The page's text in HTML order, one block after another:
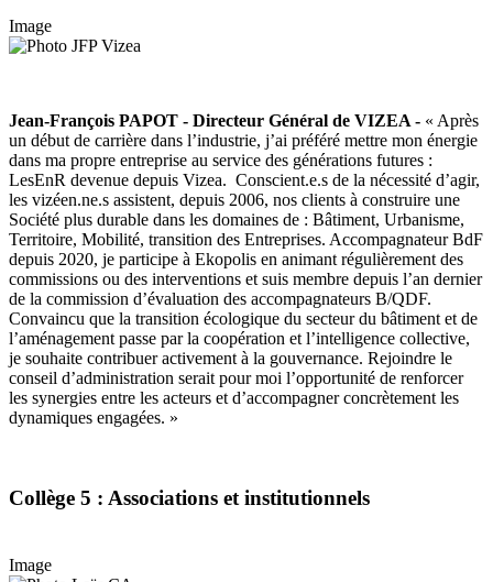
Image
Jean-François PAPOT - Directeur Général de VIZEA - « Après
un début de carrière dans l’industrie, j’ai préféré mettre mon énergie
dans ma propre entreprise au service des générations futures :
LesEnR devenue depuis Vizea. Conscient.e.s de la nécessité d’agir,
les vizéen.ne.s assistent, depuis 2006, nos clients à construire une
Société plus durable dans les domaines de : Bâtiment, Urbanisme,
Territoire, Mobilité, transition des Entreprises. Accompagnateur BdF
depuis 2020, je participe à Ekopolis en animant régulièrement des
commissions ou des interventions et suis membre depuis l’an dernier
de la commission d’évaluation des accompagnateurs B/QDF.
Convaincu que la transition écologique du secteur du bâtiment et de
l’aménagement passe par la coopération et l’intelligence collective,
je souhaite contribuer activement à la gouvernance. Rejoindre le
conseil d’administration serait pour moi l’opportunité de renforcer
les synergies entre les acteurs et d’accompagner concrètement les
dynamiques engagées. »
Collège 5 : Associations et institutionnels
Image